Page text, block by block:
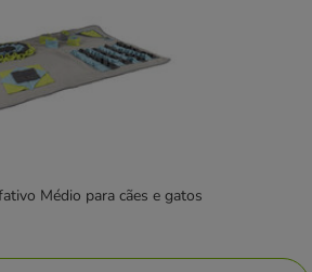
Médio para cães e gatos